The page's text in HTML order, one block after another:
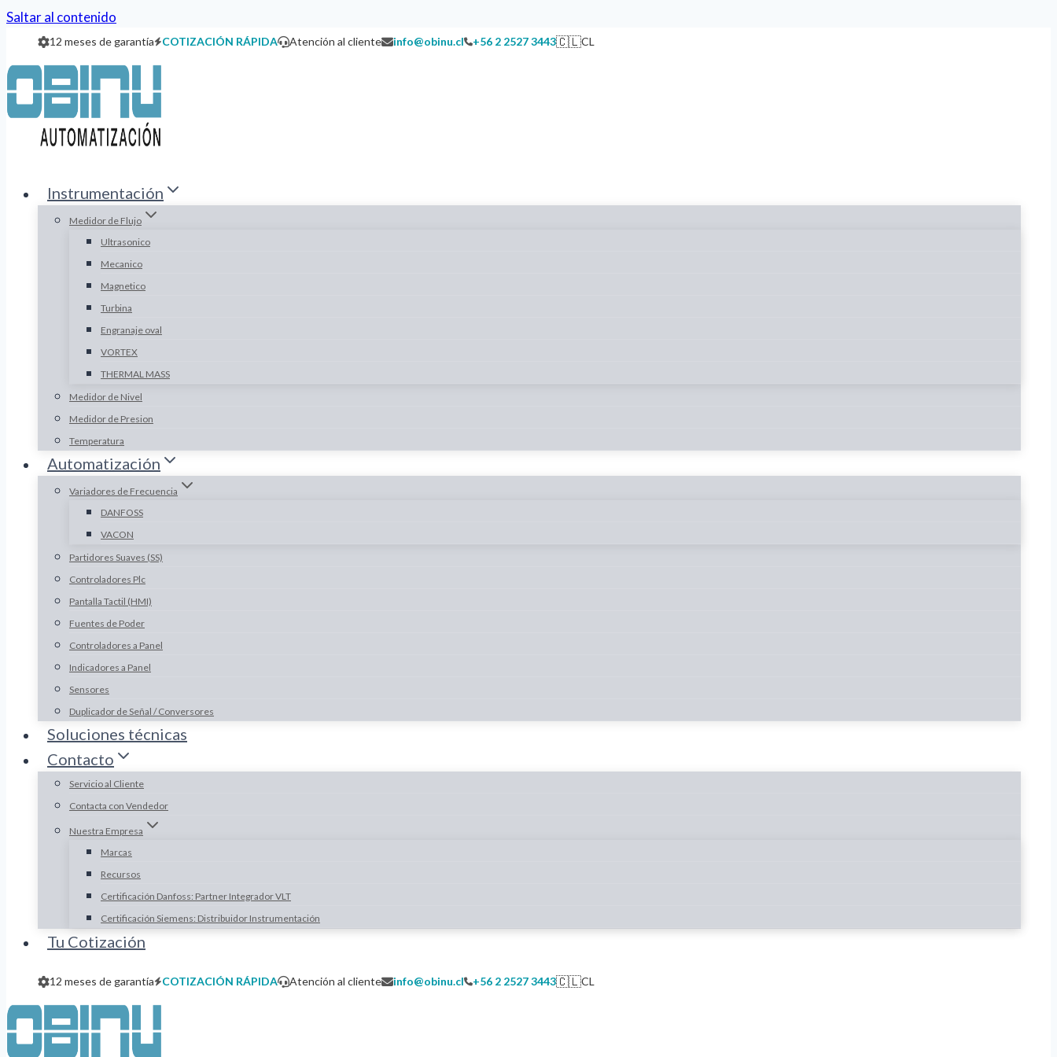
Saltar al contenido
12 meses de garantía COTIZACIÓN RÁPIDA Atención al cliente info@obinu.cl +56 2 2527 3443🇨🇱CL
Instrumentación
Medidor de Flujo
Ultrasonico
Mecanico
Magnetico
Turbina
Engranaje oval
VORTEX
THERMAL MASS
Medidor de Nivel
Medidor de Presion
Temperatura
Automatización
Variadores de Frecuencia
DANFOSS
VACON
Partidores Suaves (SS)
Controladores Plc
Pantalla Tactil (HMI)
Fuentes de Poder
Controladores a Panel
Indicadores a Panel
Sensores
Duplicador de Señal / Conversores
Soluciones técnicas
Contacto
Servicio al Cliente
Contacta con Vendedor
Nuestra Empresa
Marcas
Recursos
Certificación Danfoss: Partner Integrador VLT
Certificación Siemens: Distribuidor Instrumentación
Tu Cotización
12 meses de garantía COTIZACIÓN RÁPIDA Atención al cliente info@obinu.cl +56 2 2527 3443🇨🇱CL